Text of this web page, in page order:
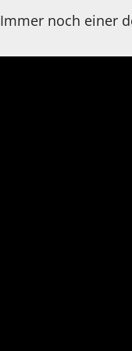
Immer noch einer